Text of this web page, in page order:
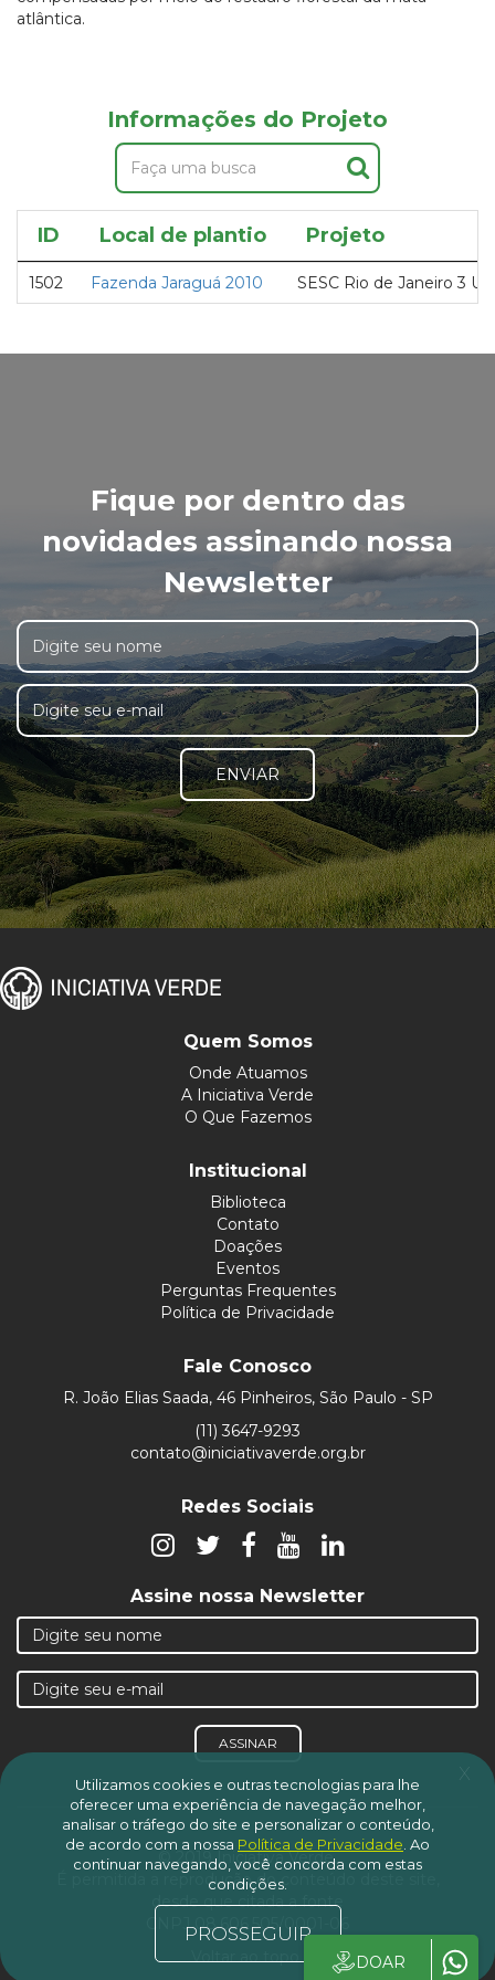
atlântica.
Informações do Projeto
ID Local de plantio Projeto
1502 Fazenda Jaraguá 2010 SESC Rio de Janeiro 3
Fique por dentro das
novidades assinando nossa
Newsletter
ENVIAR
Quem Somos
Onde Atuamos
A Iniciativa Verde
O Que Fazemos
Institucional
Biblioteca
Contato
Doações
Eventos
Perguntas Frequentes
Política de Privacidade
Fale Conosco
R. João Elias Saada, 46 Pinheiros, São Paulo - SP
(11) 3647-9293
contato@iniciativaverde.org.br
Redes Sociais
Assine nossa Newsletter
ASSINAR
© 2019 Iniciativa Verde.
É permitida a reprodução do conteúdo deste site,
desde que citada a fonte
CNPJ 08.606.505/0001-06
Voltar ao topo
x
Utilizamos cookies e outras tecnologias para lhe
oferecer uma experiência de navegação melhor,
analisar o tráfego do site e personalizar o conteúdo,
de acordo com a nossa Política de Privacidade Ao
continuar navegando, você concorda com estas
condições.
PROSSEGUIR
DOAR